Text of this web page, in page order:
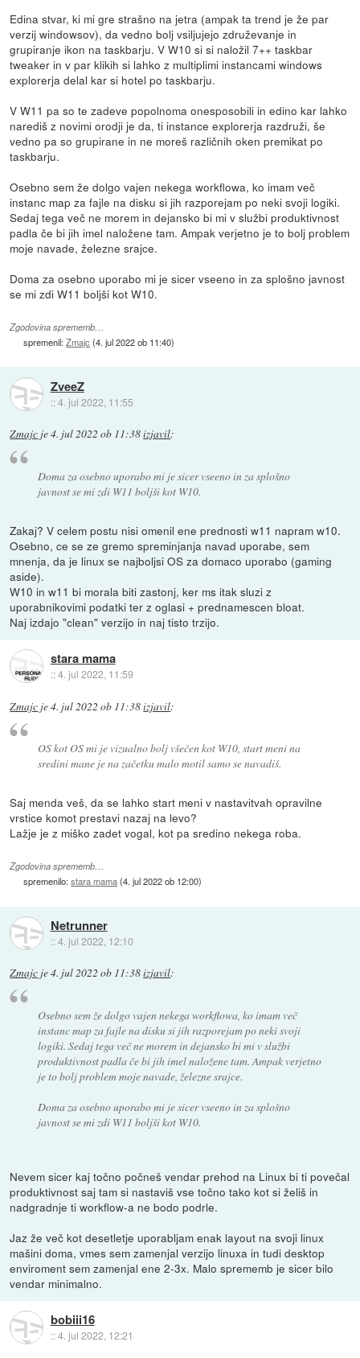
Edina stvar, ki mi gre strašno na jetra (ampak ta trend je že par
verzij windowsov), da vedno bolj vsiljujejo združevanje in
grupiranje ikon na taskbarju. V W10 si si naložil 7++ taskbar
tweaker in v par klikih si lahko z multiplimi instancami windows
explorerja delal kar si hotel po taskbarju.
V W11 pa so te zadeve popolnoma onesposobili in edino kar lahko
narediš z novimi orodji je da, ti instance explorerja razdruži, še
vedno pa so grupirane in ne moreš različnih oken premikat po
taskbarju.
Osebno sem že dolgo vajen nekega workflowa, ko imam več
instanc map za fajle na disku si jih razporejam po neki svoji logiki.
Sedaj tega več ne morem in dejansko bi mi v službi produktivnost
padla če bi jih imel naložene tam. Ampak verjetno je to bolj problem
moje navade, železne srajce.
Doma za osebno uporabo mi je sicer vseeno in za splošno javnost
se mi zdi W11 boljši kot W10.
Zgodovina sprememb…
spremenil:Zmajc (4. jul 2022 ob 11:40)
ZveeZ
::4. jul 2022, 11:55
Zmajc je4. jul 2022 ob 11:38izjavil:
Doma za osebno uporabo mi je sicer vseeno in za splošno
javnost se mi zdi W11 boljši kot W10.
Zakaj? V celem postu nisi omenil ene prednosti w11 napram w10.
Osebno, ce se ze gremo spreminjanja navad uporabe, sem
mnenja, da je linux se najboljsi OS za domaco uporabo (gaming
aside).
W10 in w11 bi morala biti zastonj, ker ms itak sluzi z
uporabnikovimi podatki ter z oglasi + prednamescen bloat.
Naj izdajo "clean" verzijo in naj tisto trzijo.
stara mama
::4. jul 2022, 11:59
Zmajc je4. jul 2022 ob 11:38izjavil:
OS kot OS mi je vizualno bolj všečen kot W10, start meni na
sredini mane je na začetku malo motil samo se navadiš.
Saj menda veš, da se lahko start meni v nastavitvah opravilne
vrstice komot prestavi nazaj na levo?
Lažje je z miško zadet vogal, kot pa sredino nekega roba.
Zgodovina sprememb…
spremenilo:stara mama(4. jul 2022 ob 12:00)
Netrunner
::4. jul 2022, 12:10
Zmajc je4. jul 2022 ob 11:38izjavil:
Osebno sem že dolgo vajen nekega workflowa, ko imam več
instanc map za fajle na disku si jih razporejam po neki svoji
logiki. Sedaj tega več ne morem in dejansko bi mi v službi
produktivnost padla če bi jih imel naložene tam. Ampak verjetno
je to bolj problem moje navade, železne srajce.
Doma za osebno uporabo mi je sicer vseeno in za splošno
javnost se mi zdi W11 boljši kot W10.
Nevem sicer kaj točno počneš vendar prehod na Linux bi ti povečal
produktivnost saj tam si nastaviš vse točno tako kot si želiš in
nadgradnje ti workflow-a ne bodo podrle.
Jaz že več kot desetletje uporabljam enak layout na svoji linux
mašini doma, vmes sem zamenjal verzijo linuxa in tudi desktop
enviroment sem zamenjal ene 2-3x. Malo sprememb je sicer bilo
vendar minimalno.
bobiii16
::4. jul 2022, 12:21